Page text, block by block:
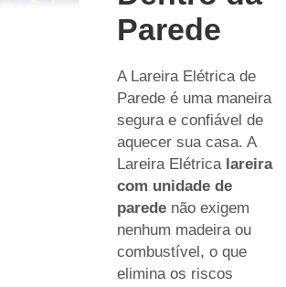
Parede
A Lareira Elétrica de
Parede é uma maneira
segura e confiável de
aquecer sua casa. A
Lareira Elétrica lareira
com unidade de
parede não exigem
nenhum madeira ou
combustível, o que
elimina os riscos